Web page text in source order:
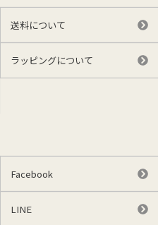
送料について
ラッピングについて
Facebook
LINE